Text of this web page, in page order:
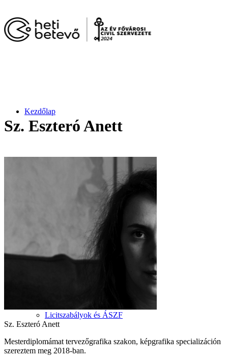
Kezdőlap
Művészek Bemutatása
Licitszabályok és ÁSZF
Sz. Eszteró Anett
Sz. Eszteró Anett
Mesterdiplomámat tervezőgrafika szakon, képgrafika specializáción
szereztem meg 2018-ban.